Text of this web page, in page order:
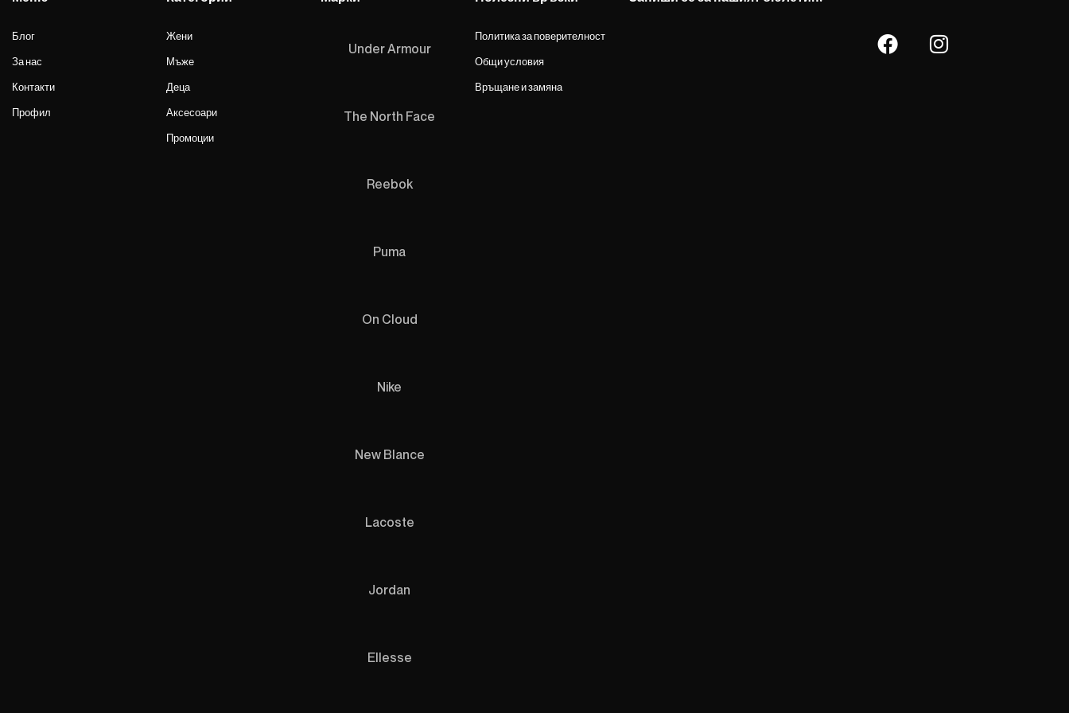
Блог
За нас
Контакти
Профил
Жени
Мъже
Деца
Аксесоари
Промоции
Under Armour
The North Face
Reebok
Puma
On Cloud
Nike
New Blance
Lacoste
Jordan
Ellesse
Политика за поверителност
Общи условия
Връщане и замяна